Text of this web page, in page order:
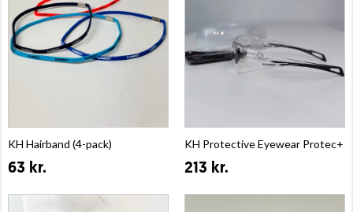
KH Hairband (4-pack)
63 kr.
KH Protective Eyewear Protec+
213 kr.